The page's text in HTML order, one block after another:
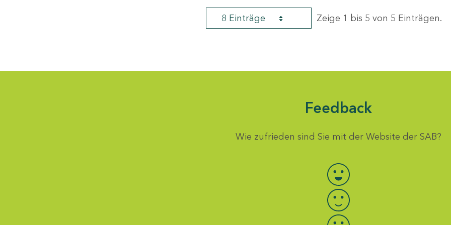
8 Einträge Zeige 1 bis 5 von 5 Einträgen.
Feedback
Wie zufrieden sind Sie mit der Website der SAB?
Bewertung auswählen